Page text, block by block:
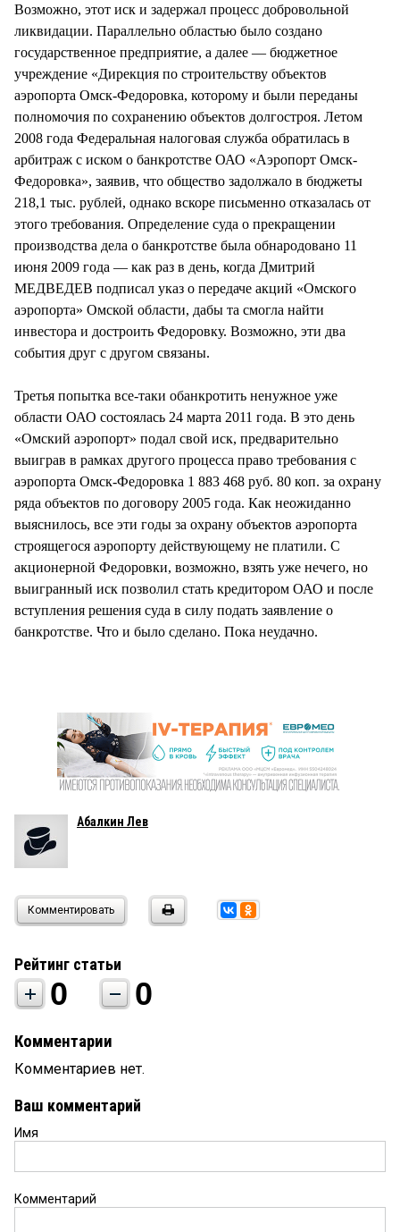
Возможно, этот иск и задержал процесс добровольной
ликвидации. Параллельно областью было создано
государственное предприятие, а далее — бюджетное
учреждение «Дирекция по строительству объектов
аэропорта Омск-Федоровка, которому и были переданы
полномочия по сохранению объектов долгостроя. Летом
2008 года Федеральная налоговая служба обратилась в
арбитраж с иском о банкротстве ОАО «Аэропорт Омск-
Федоровка», заявив, что общество задолжало в бюджеты
218,1 тыс. рублей, однако вскоре письменно отказалась от
этого требования. Определение суда о прекращении
производства дела о банкротстве была обнародовано 11
июня 2009 года — как раз в день, когда Дмитрий
МЕДВЕДЕВ подписал указ о передаче акций «Омского
аэропорта» Омской области, дабы та смогла найти
инвестора и достроить Федоровку. Возможно, эти два
события друг с другом связаны.
Третья попытка все-таки обанкротить ненужное уже
области ОАО состоялась 24 марта 2011 года. В это день
«Омский аэропорт» подал свой иск, предварительно
выиграв в рамках другого процесса право требования с
аэропорта Омск-Федоровка 1 883 468 руб. 80 коп. за охрану
ряда объектов по договору 2005 года. Как неожиданно
выяснилось, все эти годы за охрану объектов аэропорта
строящегося аэропорту действующему не платили. С
акционерной Федоровки, возможно, взять уже нечего, но
выигранный иск позволил стать кредитором ОАО и после
вступления решения суда в силу подать заявление о
банкротстве. Что и было сделано. Пока неудачно.
Абалкин Лев
Комментировать
Рейтинг статьи
0 0
Комментарии
Комментариев нет.
Ваш комментарий
Имя
Комментарий